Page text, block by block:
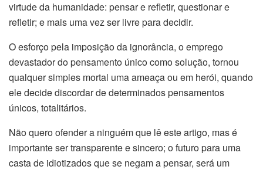
virtude da humanidade: pensar e refletir, questionar e
refletir; e mais uma vez ser livre para decidir.
O esforço pela imposição da ignorância, o emprego
devastador do pensamento único como solução, tornou
qualquer simples mortal uma ameaça ou em herói, quando
ele decide discordar de determinados pensamentos
únicos, totalitários.
Não quero ofender a ninguém que lê este artigo, mas é
importante ser transparente e sincero; o futuro para uma
casta de idiotizados que se negam a pensar, será um